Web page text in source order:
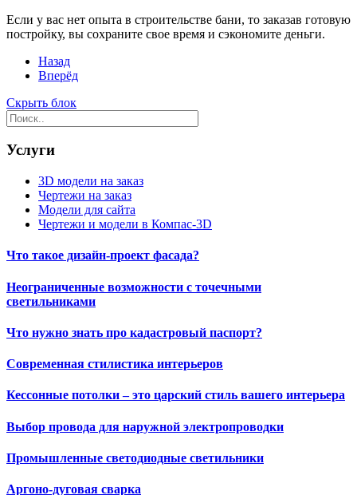
Если у вас нет опыта в строительстве бани, то заказав готовую
постройку, вы сохраните свое время и сэкономите деньги.
Назад
Вперёд
Скрыть блок
Услуги
3D модели на заказ
Чертежи на заказ
Модели для сайта
Чертежи и модели в Компас-3D
Что такое дизайн-проект фасада?
Неограниченные возможности с точечными
светильниками
Что нужно знать про кадастровый паспорт?
Современная стилистика интерьеров
Кессонные потолки – это царский стиль вашего интерьера
Выбор провода для наружной электропроводки
Промышленные светодиодные светильники
Аргоно-дуговая сварка